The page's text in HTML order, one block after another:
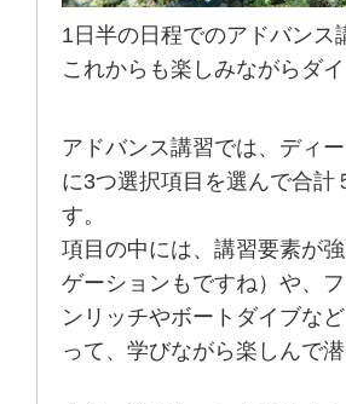
1日半の日程でのアドバン
これからも楽しみながらダ
アドバンス講習では、ディ
に3つ選択項目を選んで合
す。
項目の中には、講習要素が
ゲーションもですね）や、
ンリッチやボートダイブな
って、学びながら楽しんで